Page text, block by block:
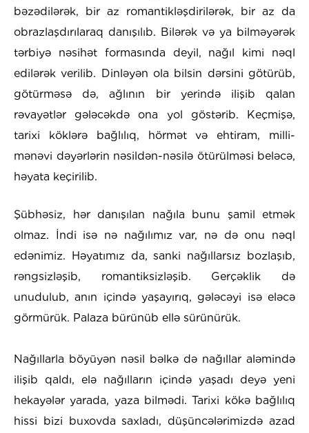
bəzədilərək, bir az romantikləşdirilərək, bir az da
obrazlaşdırılaraq danışılıb. Bilərək və ya bilməyərək
tərbiyə nəsihət formasında deyil, nağıl kimi nəql
edilərək verilib. Dinləyən ola bilsin dərsini götürüb,
götürməsə də, ağlının bir yerində ilişib qalan
rəvayətlər gələcəkdə ona yol göstərib. Keçmişə,
tarixi köklərə bağlılıq, hörmət və ehtiram, milli-
mənəvi dəyərlərin nəsildən-nəsilə ötürülməsi beləcə,
həyata keçirilib.
Şübhəsiz, hər danışılan nağıla bunu şamil etmək
olmaz. İndi isə nə nağılımız var, nə də onu nəql
edənimiz. Həyatımız da, sanki nağıllarsız bozlaşıb,
rəngsizləşib, romantiksizləşib. Gerçəklik də
unudulub, anın içində yaşayırıq, gələcəyi isə eləcə
görmürük. Palaza bürünüb ellə sürünürük.
Nağıllarla böyüyən nəsil bəlkə də nağıllar aləmində
ilişib qaldı, elə nağılların içində yaşadı deyə yeni
hekayələr yarada, yaza bilmədi. Tarixi kökə bağlılıq
hissi bizi buxovda saxladı, düşüncələrimizdə azad